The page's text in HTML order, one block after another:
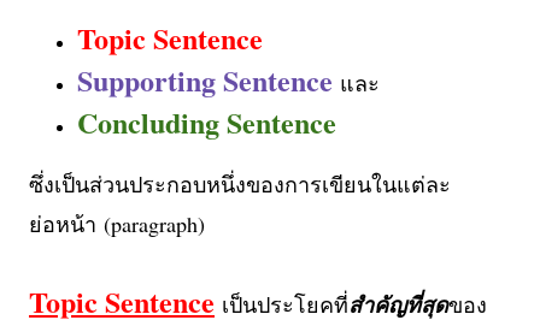
Topic Sentence
Supporting Sentence และ
Concluding Sentence
ซึ่งเป็นส่วนประกอบหนึ่งของการเขียนในแต่ละ
ย่อหน้า (paragraph)
Topic Sentence เป็นประโยคที่สำคัญที่สุดของ